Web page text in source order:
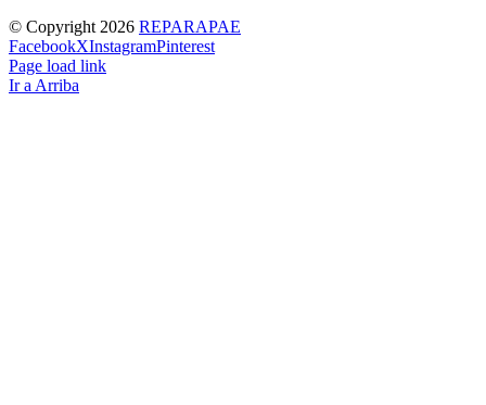
© Copyright 2026 REPARAPAE
FacebookXInstagramPinterest
Page load link
Ir a Arriba